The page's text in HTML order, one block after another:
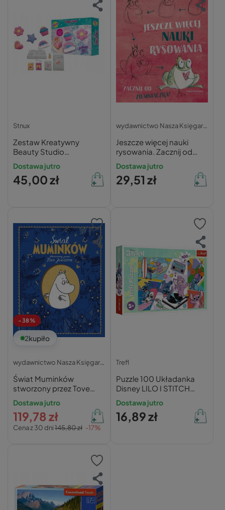
Stnux
Zestaw Kreatywny
Beauty Studio
Zapachowe KULE DO
KĄPIELI 6+ Stnux 5539
Dostawa jutro
45,00 zł
wydawnictwo Nasza Księgarnia
Jeszcze więcej nauki
rysowania. Zacznij od
ziemniaczka! ĺrisz Agócs
Dostawa jutro
29,51 zł
-38%
2kupiło
wydawnictwo Nasza Księgarnia
Świat Muminków
stworzony przez Tove
Jansson
Dostawa jutro
Cena z 30 dni145,80 zł -17%
119,78 zł
Trefl
Puzzle 100 Układanka
Disney LILO I STITCH
Bajka Kosmita Stworek
5+ Trefl
Dostawa jutro
16,89 zł